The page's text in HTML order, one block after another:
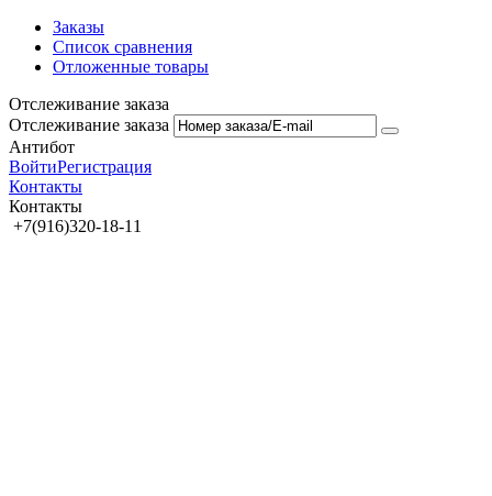
Заказы
Список сравнения
Отложенные товары
Отслеживание заказа
Отслеживание заказа
Антибот
ВойтиРегистрация
Контакты
Контакты
+7(916)320-18-11